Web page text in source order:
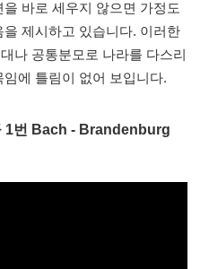
바로 세우지 않으면 가정도
제시하고 있습니다. 이러한
나 공통분모로 나라를 다스리
에 틀림이 없어 보입니다.
1번 Bach - Brandenburg